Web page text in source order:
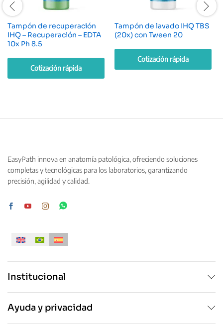
Tampón de recuperación
IHQ – Recuperación – EDTA
10x Ph 8.5
Cotización rápida
Tampón de lavado IHQ TBS
(20x) con Tween 20
Cotización rápida
EasyPath innova en anatomía patológica, ofreciendo soluciones
completas y tecnológicas para los laboratorios, garantizando
precisión, agilidad y calidad.
Institucional
Ayuda y privacidad